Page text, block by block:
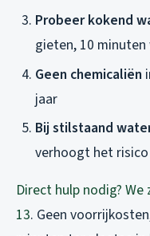
Probeer kokend
gieten, 10
Geen chemicaliën
jaar
Bij stilstaand
verhoogt het
Direct hulp nodig?
13. Geen